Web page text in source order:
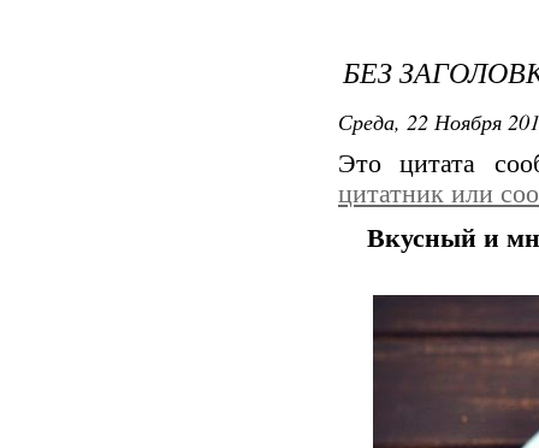
БЕЗ
Среда, 22 Ноября
Это цитата
цитатник или
Вкусный и